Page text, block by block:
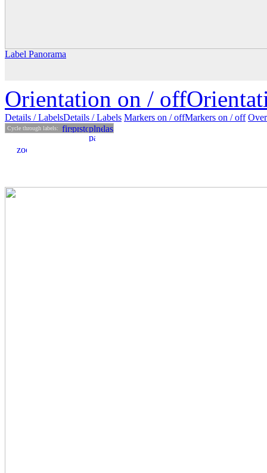
Label Panorama
Orientation on / off
Details / LabelsDetails /Labels Markers on /offMarkers on / off
Cycle through labels: